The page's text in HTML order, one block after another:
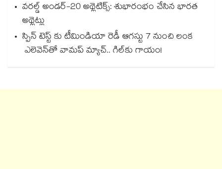
వరల్డ్‌ అండర్‌-20 అథ్లెటిక్స్: శుభారంభం చేసిన భారత
అథ్లెట్లు
స్పిన్‌‌‌‌ టెస్ట్‌‌ కు టీమిండియా రెడీ ఆగస్టు 7 నుంచి లంక
ఎలెవెన్‌‌తో వామప్‌‌ మ్యాచ్‌‌.. గిల్‌‌కు గాయం!